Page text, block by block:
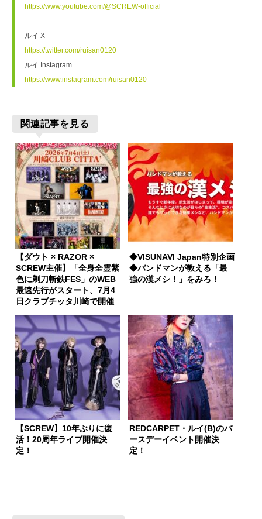
https://www.youtube.com/@SCREW-official
ルイ X
https://twitter.com/ruisan0120
ルイ Instagram
https://www.instagram.com/ruisan0120
関連記事を見る
【ダウト × RAZOR ×
SCREW主催】「全身全霊紫
色に剃刀斬鉄FES」のWEB
最速先行がスタート、7月4
日クラブチッタ川崎で開催
◆VISUNAVI Japan特別企画
◆バンドマンが教える「最
強の漢メシ！」をみろ！
【SCREW】10年ぶりに復
活！20周年ライブ開催決
定！
REDCARPET・ルイ(B)のバ
ースデーイベント開催決
定！